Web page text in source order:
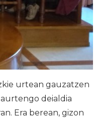
urtean gauzatzen
deialdia
Era berean, gizon